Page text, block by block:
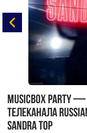
MUSICBOX
телеканала
Sandra Top